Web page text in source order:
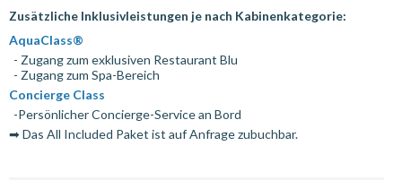
Zusätzliche Inklusivleistungen je nach Kabinenkategorie:
AquaClass®
- Zugang zum exklusiven Restaurant Blu
- Zugang zum Spa-Bereich
Concierge Class
-Persönlicher Concierge-Service an Bord
➡ Das All Included Paket ist auf Anfrage zubuchbar.